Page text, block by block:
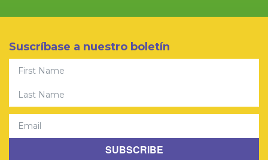
Suscríbase a nuestro boletín
Email
First Name
SUBSCRIBE